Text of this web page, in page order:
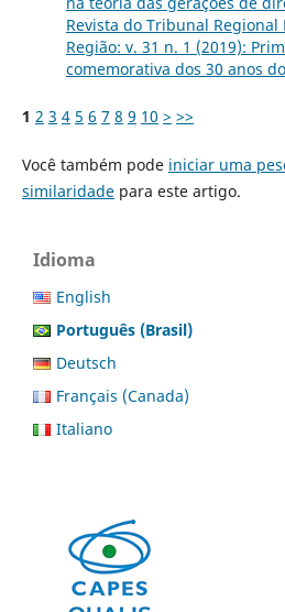
Revista do Tribunal Regional
Região: v. 31 n. 1 (2019):
comemorativa dos 30 anos do
1 2 3 4 5 6 7 8 9 10 > >>
Você também pode iniciar uma
similaridadepara este artigo.
Idioma
English
Português (Brasil)
Deutsch
Français (Canada)
Italiano